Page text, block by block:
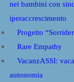
nei bambini con
iperaccrescimento
Progetto
Rare Empathy
VacanzASSI:
autonomia